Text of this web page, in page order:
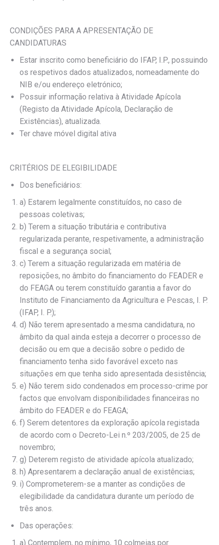
CONDIÇÕES PARA A APRESENTAÇÃO DE
CANDIDATURAS
Estar inscrito como beneficiário do IFAP, I.P., possuindo
os respetivos dados atualizados, nomeadamente do
NIB e/ou endereço eletrónico;
Possuir informação relativa à Atividade Apícola
(Registo da Atividade Apícola, Declaração de
Existências), atualizada.
Ter chave móvel digital ativa
CRITÉRIOS DE ELEGIBILIDADE
Dos beneficiários:
a) Estarem legalmente constituídos, no caso de
pessoas coletivas;
b) Terem a situação tributária e contributiva
regularizada perante, respetivamente, a administração
fiscal e a segurança social;
c) Terem a situação regularizada em matéria de
reposições, no âmbito do financiamento do FEADER e
do FEAGA ou terem constituído garantia a favor do
Instituto de Financiamento da Agricultura e Pescas, I. P.
(IFAP, I. P.);
d) Não terem apresentado a mesma candidatura, no
âmbito da qual ainda esteja a decorrer o processo de
decisão ou em que a decisão sobre o pedido de
financiamento tenha sido favorável exceto nas
situações em que tenha sido apresentada desistência;
e) Não terem sido condenados em processo-crime por
factos que envolvam disponibilidades financeiras no
âmbito do FEADER e do FEAGA;
f) Serem detentores da exploração apícola registada
de acordo com o Decreto-Lei n.º 203/2005, de 25 de
novembro;
g) Deterem registo de atividade apícola atualizado;
h) Apresentarem a declaração anual de existências;
i) Comprometerem-se a manter as condições de
elegibilidade da candidatura durante um período de
três anos.
Das operações:
a) Contemplem, no mínimo, 10 colmeias por